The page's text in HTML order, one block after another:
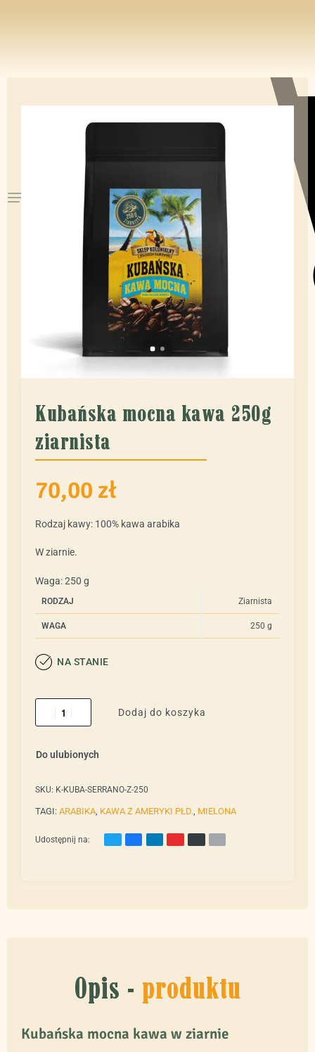
Kubańska mocna kawa 250g
ziarnista
70,00 zł
Rodzaj kawy: 100% kawa arabika
W ziarnie.
Waga: 250 g
RODZAJ Ziarnista
WAGA 250 g
NA STANIE
Dodaj do koszyka
Do ulubionych
SKU: K-KUBA-SERRANO-Z-250
TAGI: ARABIKA, KAWA Z AMERYKI PŁD., MIELONA
Udostępnij na:
Opis - produktu
Kubańska mocna kawa w ziarnie